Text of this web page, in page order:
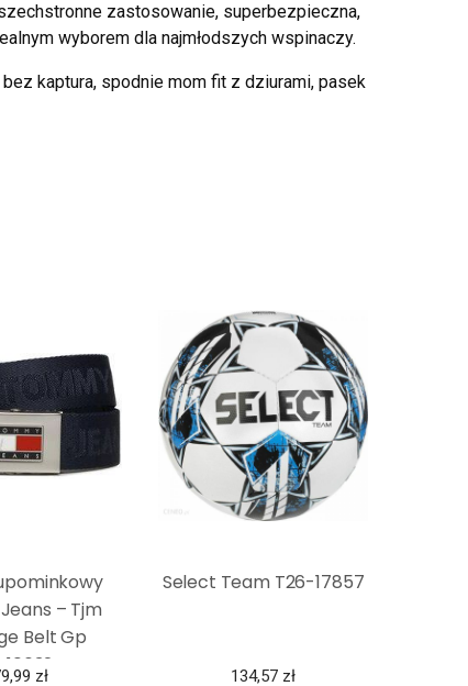
zastosowanie, superbezpieczna,
wyborem dla najmłodszych wspinaczy.
kaptura, spodnie mom fit z dziurami, pasek
– Tjm
Belt Gp
BDS
zł
Select Team T26-17857
134,57 zł